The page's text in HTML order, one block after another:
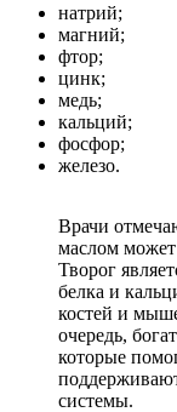
натрий;
магний;
фтор;
цинк;
медь;
кальций;
фосфор;
железо.
Врачи
маслом может
Творог
белка и
костей и
очередь,
которые
системы.